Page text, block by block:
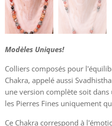
Modèles Uniques!
Colliers composés pour
Chakra, appelé aussi
une version complète soit
les Pierres Fines uniquement
Ce Chakra correspond à